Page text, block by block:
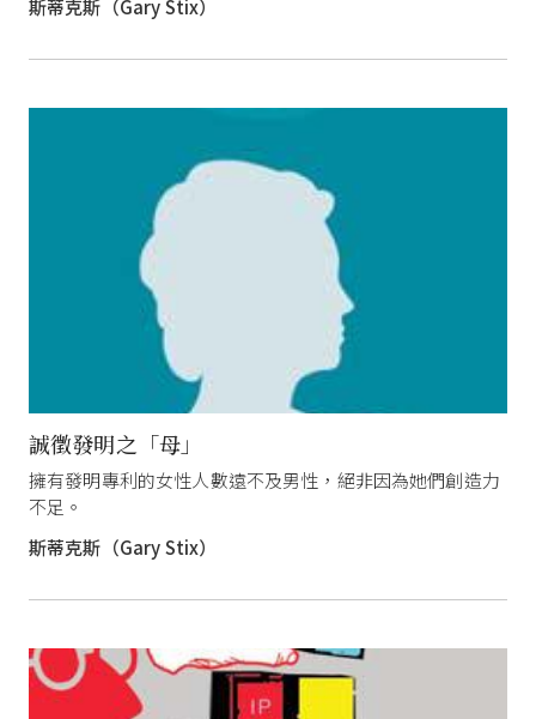
斯蒂克斯（Gary Stix）
誠徵發明之「母」
擁有發明專利的女性人數遠不及男性，絕非因為她們創造力
不足。
斯蒂克斯（Gary Stix）